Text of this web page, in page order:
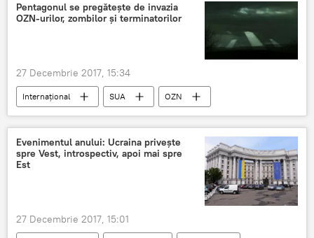
Pentagonul se pregătește de invazia
OZN-urilor, zombilor și terminatorilor
27 Decembrie 2017, 15:34
Internaţional SUA
OZN
Terminator
Pentagon
zombi
Ministerul Apărării
Evenimentul anului: Ucraina privește
spre Vest, introspectiv, apoi mai spre
Est
27 Decembrie 2017, 15:01